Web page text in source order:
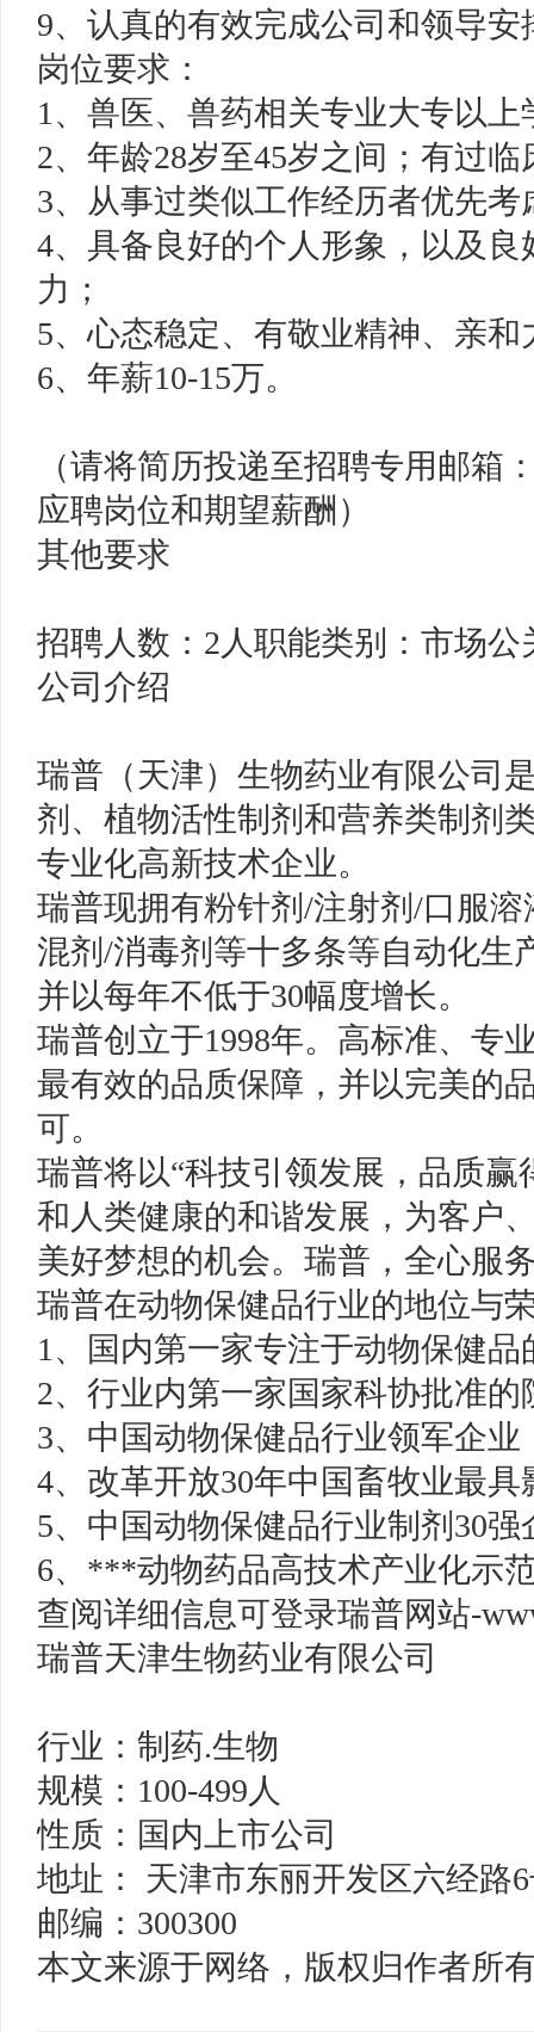
9、认真的有效完成公司和领导
岗位要求：
1、兽医、兽药相关专业大专以
2、年龄28岁至45岁之间；有过
3、从事过类似工作经历者优先
4、具备良好的个人形象，以及
力；
5、心态稳定、有敬业精神、亲
6、年薪10-15万。
（请将简历投递至招聘专用邮箱
应聘岗位和期望薪酬）
其他要求
招聘人数：2人职能类别：市场公
公司介绍
瑞普（天津）生物药业有限公司
剂、植物活性制剂和营养类制剂
专业化高新技术企业。
瑞普现拥有粉针剂/注射剂/口服
混剂/消毒剂等十多条等自动化生
并以每年不低于30幅度增长。
瑞普创立于1998年。高标准、专
最有效的品质保障，并以完美的
可。
瑞普将以“科技引领发展，品质
和人类健康的和谐发展，为客户
美好梦想的机会。瑞普，全心服
瑞普在动物保健品行业的地位与
1、国内第一家专注于动物保健
2、行业内第一家国家科协批准
3、中国动物保健品行业领军企
4、改革开放30年中国畜牧业最
5、中国动物保健品行业制剂30
6、***动物药品高技术产业化示
查阅详细信息可登录瑞普网站-
瑞普天津生物药业有限公司
行业：制药.生物
规模：100-499人
性质：国内上市公司
地址： 天津市东丽开发区六经路
邮编：300300
本文来源于网络，版权归作者所